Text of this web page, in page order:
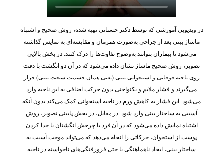
در ویدیویی آموزشی که توسط دکتر حسنانی تهیه شده، روش صحیح و اشتباه
ماساژ بینی بعد از جراحی به‌صورت همزمان و مقایسه‌ای به نمایش گذاشته
می‌شود تا بیماران بتوانند به‌وضوح تفاوت‌ها را درک کنند. در بخش بالایی
تصویر، روش صحیح ماساژ نشان داده می‌شود که در آن دو انگشت با دقت
روی ناحیه فوقانی و استخوانی بینی (یعنی همان قسمت سخت بینی) قرار
می‌گیرند و فشار ملایم و یکنواختی بدون حرکت اضافی به این ناحیه وارد
می‌شود. این فشار به کاهش ورم در ناحیه استخوانی کمک می‌کند بدون آنکه
آسیبی به ساختار بینی وارد شود. در مقابل، در بخش پایینی تصویر، روش
اشتباه نمایش داده می‌شود که در آن فرد با چرخش انگشتان یا جدا کردن
پوست از استخوان، حرکاتی را انجام می‌دهد که می‌تواند موجب آسیب به
ساختار بینی، ایجاد ناهماهنگی یا حتی فرورفتگی‌های ناخواسته در ناحیه